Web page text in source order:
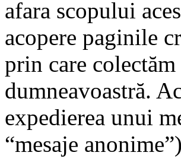
afara scopului
acopere paginile
prin care
dumneavoastră.
expedierea unui
“mesaje